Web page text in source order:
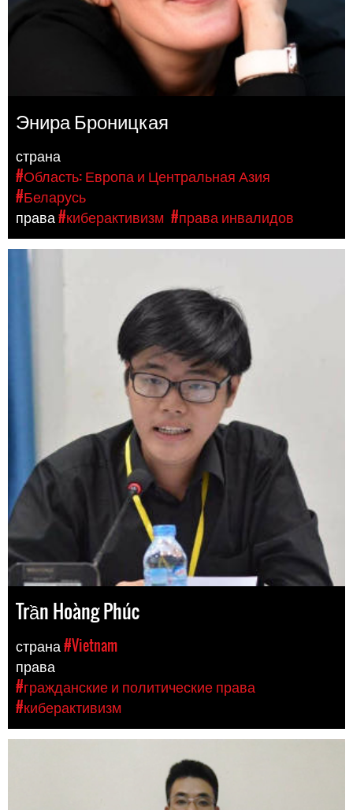
Энира Броницкая
страна
#Область: Европа и Центральная Азия
#Беларусь
права#киберактивизм #права инвалидов
Trần Hoàng Phúc
страна#Vietnam
права
#гражданские и политические права
#киберактивизм